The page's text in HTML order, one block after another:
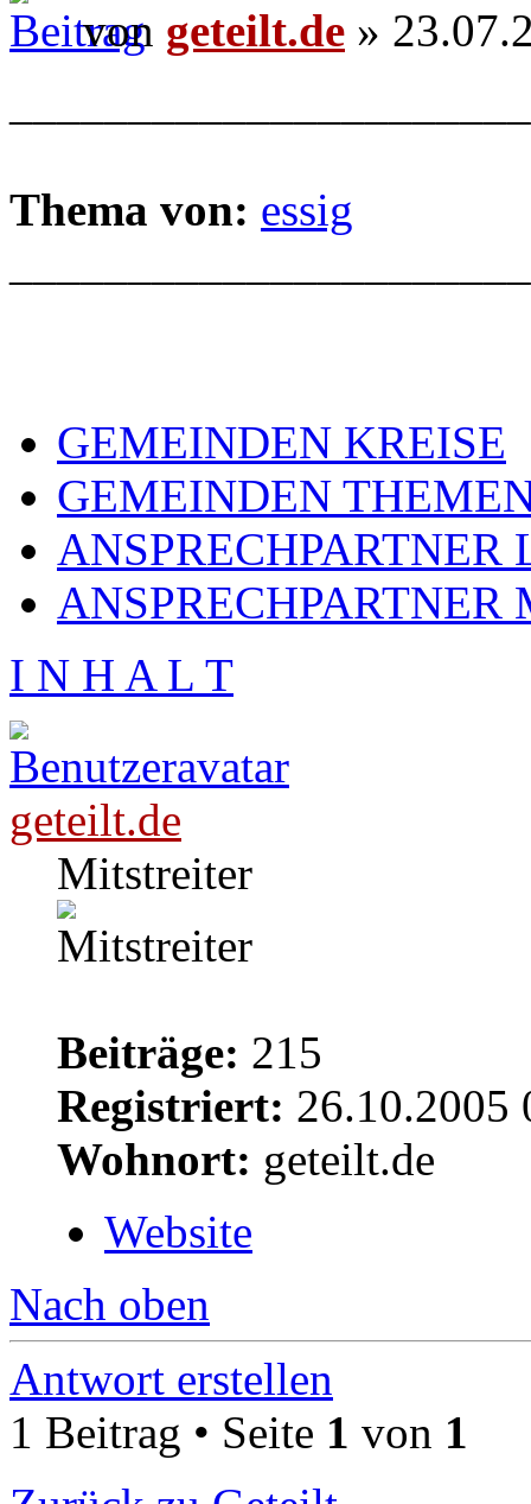
von geteilt.de »
Thema von: essig
GEMEINDEN KREISE
GEMEINDEN
ANSPRECHPARTNER
ANSPRECHPARTNER
I N H A L T
geteilt.de
Mitstreiter
Beiträge: 215
Registriert: 26.10.2005
Wohnort: geteilt.de
Website
Nach oben
Antwort erstellen
1 Beitrag • Seite 1 von 1